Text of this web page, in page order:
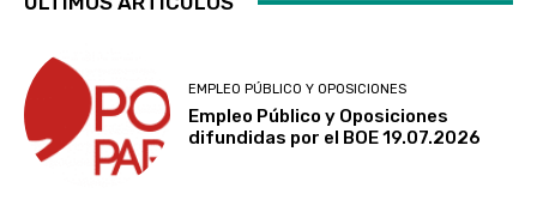
EMPLEO PÚBLICO Y OPOSICIONES
Empleo Público y Oposiciones
difundidas por el BOE 19.07.2026